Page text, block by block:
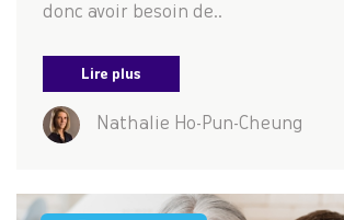
donc avoir besoin de..
Lire plus
Nathalie Ho-Pun-Cheung